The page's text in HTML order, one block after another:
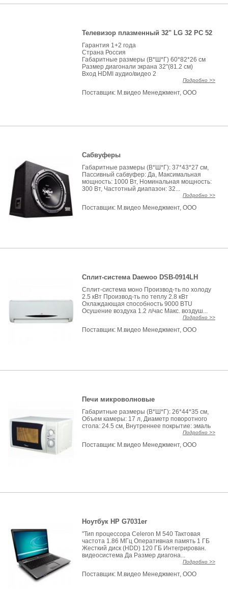
Телевизор плазменный 32" LG 32 PC 52
Гарантия 1+2 года
Страна Россия
Габаритные размеры (В*Ш*Г) 60*82*26 см
Размер диагонали экрана 32"(81.2 см)
Вход HDMI аудио/видео 2
Подробно >>
Поставщик: М.видео Менеджмент, ООО
Сабвуферы
Габаритные размеры (В*Ш*Г): 37*43*27 см,
Пассивный сабвуфер: Да, Максимальная
мощность: 1000 Вт, Номинальная мощность:
300 Вт, Частотный диапазон: 32...
Подробно >>
Поставщик: М.видео Менеджмент, ООО
Сплит-система Daewoo DSB-0914LH
Сплит-система моно Производ-ть по холоду
2.5 кВт Производ-ть по теплу 2.8 кВт
Охлаждающая способность 9000 BTU
Осушение воздуха 1.2 л/час Макс. воздуш...
Подробно >>
Поставщик: М.видео Менеджмент, ООО
Печи микроволновые
Габаритные размеры (В*Ш*Г): 26*44*35 см,
Объем камеры: 17 л, Диаметр поворотного
стола: 24.5 см, Внутреннее покрытие: эмаль
Подробно >>
Поставщик: М.видео Менеджмент, ООО
Ноутбук HP G7031er
"Тип процессора Celeron M 540 Тактовая
частота 1.86 МГц Оперативная память 1 ГБ
Жесткий диск (HDD) 120 ГБ Интегрирован.
видеосистема Да Размер диагона...
Подробно >>
Поставщик: М.видео Менеджмент, ООО